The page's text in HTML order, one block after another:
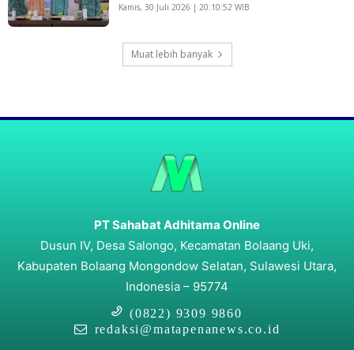
Kamis, 30 Juli 2026 | 20:10:52 WIB
Muat lebih banyak
PT Sahabat Adhitama Online
Dusun IV, Desa Salongo, Kecamatan Bolaang Uki,
Kabupaten Bolaang Mongondow Selatan, Sulawesi Utara,
Indonesia – 95774
(0822) 9309 9860
redaksi@matapenanews.co.id